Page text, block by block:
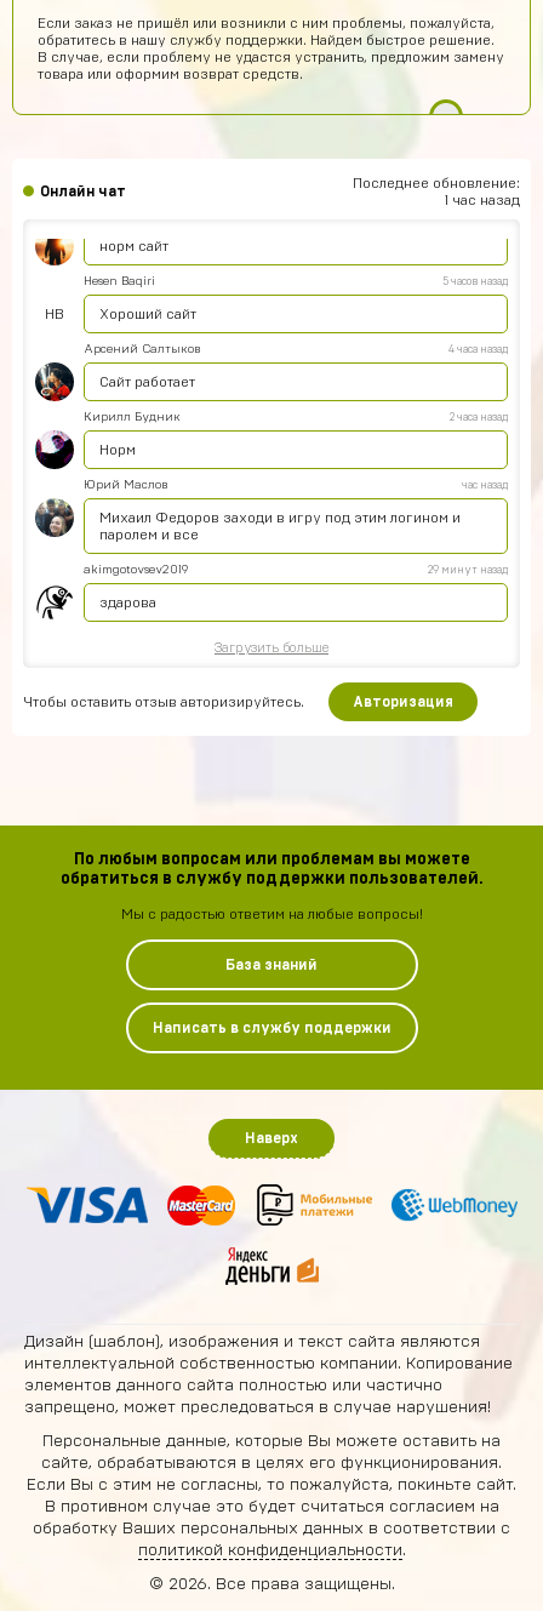
Если заказ не пришёл или возникли с ним проблемы, пожалуйста,
обратитесь в нашу службу поддержки. Найдем быстрое решение.
В случае, если проблему не удастся устранить, предложим замену
товара или оформим возврат средств.
Онлайн чат
Последнее обновление:
1 час назад
Куда пришел? На почту?
Гоша Кемертелидзе 8 часов назад
норм сайт
HB
Hesen Baqiri 5 часов назад
Хороший сайт
Арсений Салтыков 4 часа назад
Сайт работает
Кирилл Будник 2 часа назад
Норм
Юрий Маслов час назад
Михаил Федоров заходи в игру под этим логином и
паролем и все
akimgotovsev2019 29 минут назад
здарова
Загрузить больше
Чтобы оставить отзыв авторизируйтесь. Авторизация
По любым вопросам или проблемам вы можете
обратиться в службу поддержки пользователей.
Мы с радостью ответим на любые вопросы!
База знаний
Написать в службу поддержки
Наверх
Дизайн (шаблон), изображения и текст сайта являются
интеллектуальной собственностью компании. Копирование
элементов данного сайта полностью или частично
запрещено, может преследоваться в случае нарушения!
Персональные данные, которые Вы можете оставить на
сайте, обрабатываются в целях его функционирования.
Если Вы с этим не согласны, то пожалуйста, покиньте сайт.
В противном случае это будет считаться согласием на
обработку Ваших персональных данных в соответствии с
политикой конфиденциальности.
© 2026. Все права защищены.